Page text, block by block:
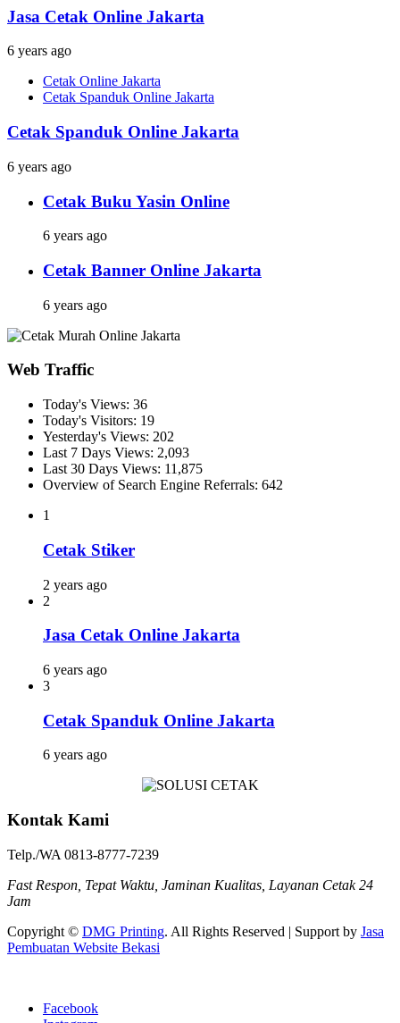
Jasa Cetak Online Jakarta
6 years ago
Cetak Online Jakarta
Cetak Spanduk Online Jakarta
Cetak Spanduk Online Jakarta
6 years ago
Cetak Buku Yasin Online
6 years ago
Cetak Banner Online Jakarta
6 years ago
Web Traffic
Today's Views: 36
Today's Visitors: 19
Yesterday's Views: 202
Last 7 Days Views: 2,093
Last 30 Days Views: 11,875
Overview of Search Engine Referrals: 642
1
Cetak Stiker
2 years ago
2
Jasa Cetak Online Jakarta
6 years ago
3
Cetak Spanduk Online Jakarta
6 years ago
Kontak Kami
Telp./WA 0813-8777-7239
Fast Respon, Tepat Waktu, Jaminan Kualitas, Layanan Cetak 24
Jam
Copyright © DMG Printing. All Rights Reserved | Support by Jasa
Pembuatan Website Bekasi
Facebook